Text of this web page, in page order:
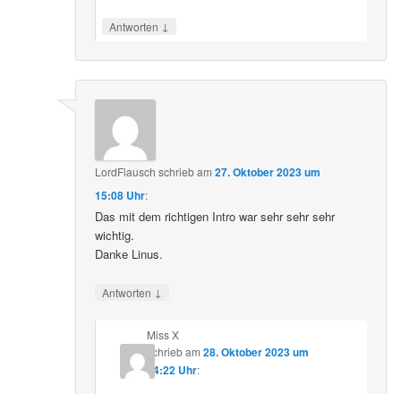
Antworten ↓
LordFlausch schriebam27. Oktober 2023 um
15:08 Uhr:
Das mit dem richtigen Intro war sehr sehr sehr
wichtig.
Danke Linus.
Antworten ↓
Miss X
schriebam 28. Oktober 2023 um
14:22 Uhr: